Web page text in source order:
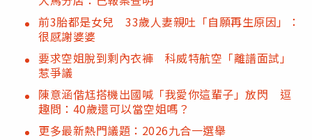
前3胎都是女兒 33歲人妻親吐「自願再生原因」：
很感謝婆婆
要求空姐脫到剩內衣褲 科威特航空「離譜面試」
惹爭議
陳意涵偕尪搭機出國喊「我愛你這輩子」放閃 逗
趣問：40歲還可以當空姐嗎？
更多最新熱門議題：2026九合一選舉